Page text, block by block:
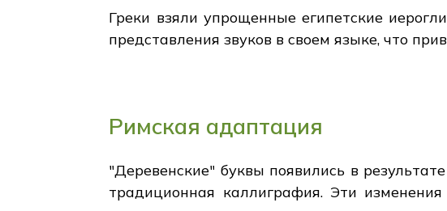
Греки взяли упрощенные египетские
представления звуков в своем языке, что
Римская адаптация
"Деревенские" буквы появились в
традиционная каллиграфия. Эти